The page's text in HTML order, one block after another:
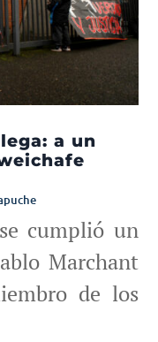
a un
cumplió un
Marchant
de los